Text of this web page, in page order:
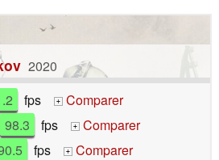
2020
fps +
Comparer
98.3 fps +
Comparer
fps +
Comparer